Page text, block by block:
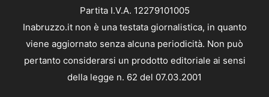
Partita I.V.A. 12279101005
Inabruzzo.it non è una testata giornalistica, in quanto
viene aggiornato senza alcuna periodicità. Non può
pertanto considerarsi un prodotto editoriale ai sensi
della legge n. 62 del 07.03.2001